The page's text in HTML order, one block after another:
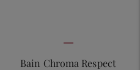
Bain Chroma Respect